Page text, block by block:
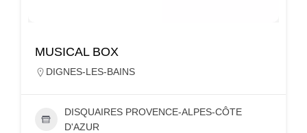
MUSICAL BOX
DIGNES-LES-BAINS
DISQUAIRES PROVENCE-ALPES-CÔTE
D'AZUR